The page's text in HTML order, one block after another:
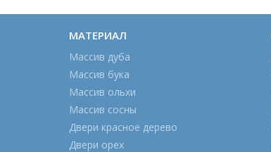
МАТЕРИАЛ
Массив дуба
Массив бука
Массив ольхи
Массив сосны
Двери красное дерево
Двери орех